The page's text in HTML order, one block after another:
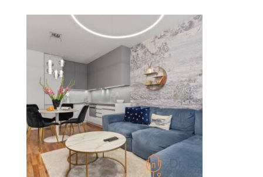
4900,14 €.